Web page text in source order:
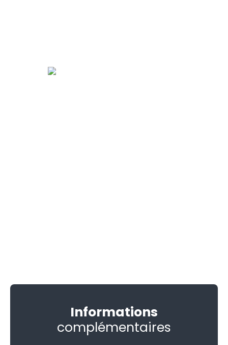
Informations
complémentaires